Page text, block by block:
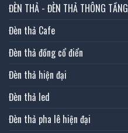
ĐÈN THẢ - ĐÈN THẢ THÔNG TẦNG
Đèn thả Cafe
Đèn thả đồng cổ điển
Đèn thả hiện đại
Đèn thả led
Đèn thả pha lê hiện đại